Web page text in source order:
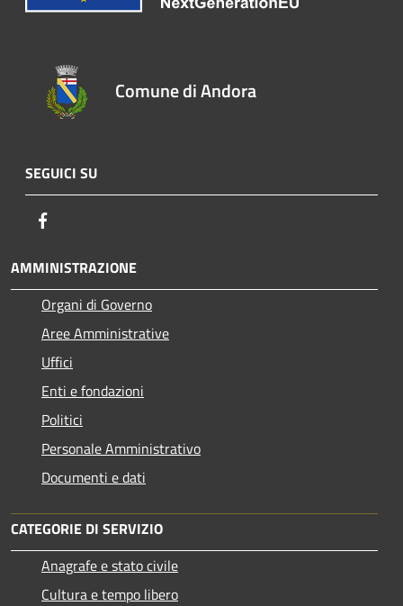
Comune di Andora
SEGUICI SU
AMMINISTRAZIONE
Organi di Governo
Aree Amministrative
Uffici
Enti e fondazioni
Politici
Personale Amministrativo
Documenti e dati
CATEGORIE DI SERVIZIO
Anagrafe e stato civile
Cultura e tempo libero